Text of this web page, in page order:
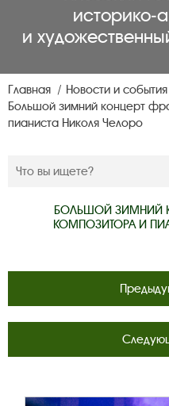
и
Главная
Новости и события
Большой зимний концерт
пианиста Николя Челоро
БОЛЬШОЙ ЗИМНИЙ
КОМПОЗИТОРА И